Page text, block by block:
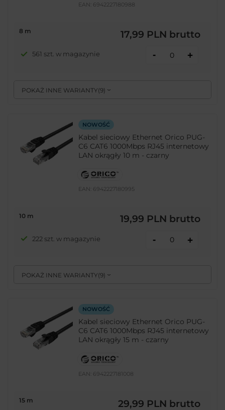
EAN: 6942227180988
POKAŻ INNE WARIANTY(9)
8 m 17,99 PLN brutto
561 szt. w magazynie - +
NOWOŚĆ
Kabel sieciowy Ethernet Orico PUG-
C6 CAT6 1000Mbps RJ45 internetowy
LAN okrągły 10 m - czarny
EAN: 6942227180995
POKAŻ INNE WARIANTY(9)
10 m 19,99 PLN brutto
222 szt. w magazynie - +
NOWOŚĆ
Kabel sieciowy Ethernet Orico PUG-
C6 CAT6 1000Mbps RJ45 internetowy
LAN okrągły 15 m - czarny
EAN: 6942227181008
15 m 29,99 PLN brutto